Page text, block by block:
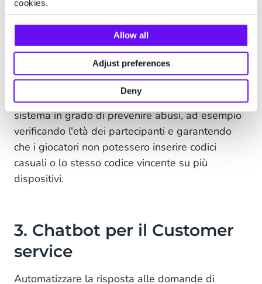
cookies.
Allow all
Adjust preferences
Deny
Eliminare le barriere di ingresso è la chiave per
Coca-Cola aveva bisogno di controllare il rispetto
del regolamento senza complicare l'esperienza
dell'utente. Il nostro chatbot su WhatsApp ha
fatto in modo che partecipare al concorso fosse
facile e divertente, ma operando all'interno di un
sistema in grado di prevenire abusi, ad esempio
verificando l'età dei partecipanti e garantendo
che i giocatori non potessero inserire codici
casuali o lo stesso codice vincente su più
dispositivi.
3. Chatbot per il Customer
service
Automatizzare la risposta alle domande di